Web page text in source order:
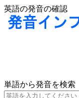
英語の発音の確認
単語から発音を検索